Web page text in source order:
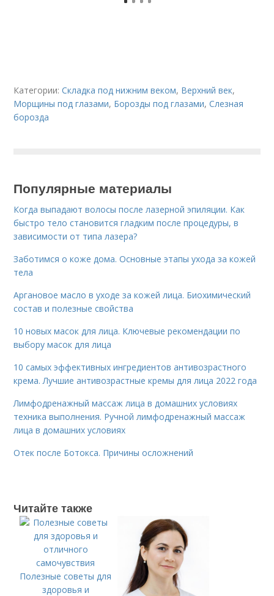
Категории:Складка под нижним веком, Верхний век,
Морщины под глазами, Борозды под глазами,Слезная
борозда
Популярные материалы
Когда выпадают волосы после лазерной эпиляции. Как
быстро тело становится гладким после процедуры, в
зависимости от типа лазера?
Заботимся о коже дома. Основные этапы ухода за кожей
тела
Аргановое масло в уходе за кожей лица. Биохимический
состав и полезные свойства
10 новых масок для лица. Ключевые рекомендации по
выбору масок для лица
10 самых эффективных ингредиентов антивозрастного
крема. Лучшие антивозрастные кремы для лица 2022 года
Лимфодренажный массаж лица в домашних условиях
техника выполнения. Ручной лимфодренажный массаж
лица в домашних условиях
Отек после Ботокса. Причины осложнений
Читайте также
Полезные советы для
здоровья и